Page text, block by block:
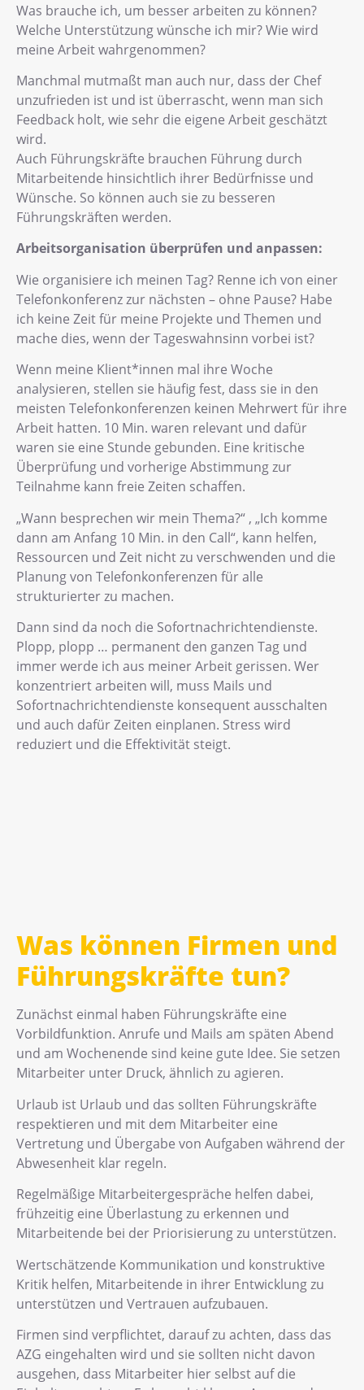
Was brauche ich, um besser arbeiten zu können?
Welche Unterstützung wünsche ich mir? Wie wird
meine Arbeit wahrgenommen?
Manchmal mutmaßt man auch nur, dass der Chef
unzufrieden ist und ist überrascht, wenn man sich
Feedback holt, wie sehr die eigene Arbeit geschätzt
wird.
Auch Führungskräfte brauchen Führung durch
Mitarbeitende hinsichtlich ihrer Bedürfnisse und
Wünsche. So können auch sie zu besseren
Führungskräften werden.
Arbeitsorganisation überprüfen und anpassen:
Wie organisiere ich meinen Tag? Renne ich von einer
Telefonkonferenz zur nächsten – ohne Pause? Habe
ich keine Zeit für meine Projekte und Themen und
mache dies, wenn der Tageswahnsinn vorbei ist?
Wenn meine Klient*innen mal ihre Woche
analysieren, stellen sie häufig fest, dass sie in den
meisten Telefonkonferenzen keinen Mehrwert für ihre
Arbeit hatten. 10 Min. waren relevant und dafür
waren sie eine Stunde gebunden. Eine kritische
Überprüfung und vorherige Abstimmung zur
Teilnahme kann freie Zeiten schaffen.
„Wann besprechen wir mein Thema?“ , „Ich komme
dann am Anfang 10 Min. in den Call“, kann helfen,
Ressourcen und Zeit nicht zu verschwenden und die
Planung von Telefonkonferenzen für alle
strukturierter zu machen.
Dann sind da noch die Sofortnachrichtendienste.
Plopp, plopp … permanent den ganzen Tag und
immer werde ich aus meiner Arbeit gerissen. Wer
konzentriert arbeiten will, muss Mails und
Sofortnachrichtendienste konsequent ausschalten
und auch dafür Zeiten einplanen. Stress wird
reduziert und die Effektivität steigt.
Was können Firmen und
Führungskräfte tun?
Zunächst einmal haben Führungskräfte eine
Vorbildfunktion. Anrufe und Mails am späten Abend
und am Wochenende sind keine gute Idee. Sie setzen
Mitarbeiter unter Druck, ähnlich zu agieren.
Urlaub ist Urlaub und das sollten Führungskräfte
respektieren und mit dem Mitarbeiter eine
Vertretung und Übergabe von Aufgaben während der
Abwesenheit klar regeln.
Regelmäßige Mitarbeitergespräche helfen dabei,
frühzeitig eine Überlastung zu erkennen und
Mitarbeitende bei der Priorisierung zu unterstützen.
Wertschätzende Kommunikation und konstruktive
Kritik helfen, Mitarbeitende in ihrer Entwicklung zu
unterstützen und Vertrauen aufzubauen.
Firmen sind verpflichtet, darauf zu achten, dass das
AZG eingehalten wird und sie sollten nicht davon
ausgehen, dass Mitarbeiter hier selbst auf die